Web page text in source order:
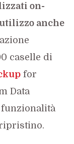
on-
anche
caselle di
for
Data